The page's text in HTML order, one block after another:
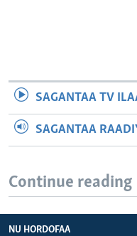
SAGANTAA TV
SAGANTAA
Continue reading
NU HORDOFAA